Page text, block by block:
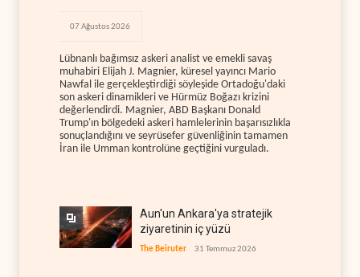
07 Ağustos 2026
Lübnanlı bağımsız askeri analist ve emekli savaş
muhabiri Elijah J. Magnier, küresel yayıncı Mario
Nawfal ile gerçekleştirdiği söyleşide Ortadoğu'daki
son askeri dinamikleri ve Hürmüz Boğazı krizini
değerlendirdi. Magnier, ABD Başkanı Donald
Trump'ın bölgedeki askeri hamlelerinin başarısızlıkla
sonuçlandığını ve seyrüsefer güvenliğinin tamamen
İran ile Umman kontrolüne geçtiğini vurguladı.
Aun'un Ankara'ya stratejik
ziyaretinin iç yüzü
The Beiruter 31 Temmuz 2026